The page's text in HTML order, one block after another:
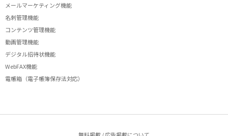
メールマーケティング機能
名刺管理機能
コンテンツ管理機能
動画管理機能
デジタル招待状機能
WebFAX機能
電帳箱（電子帳簿保存法対応）